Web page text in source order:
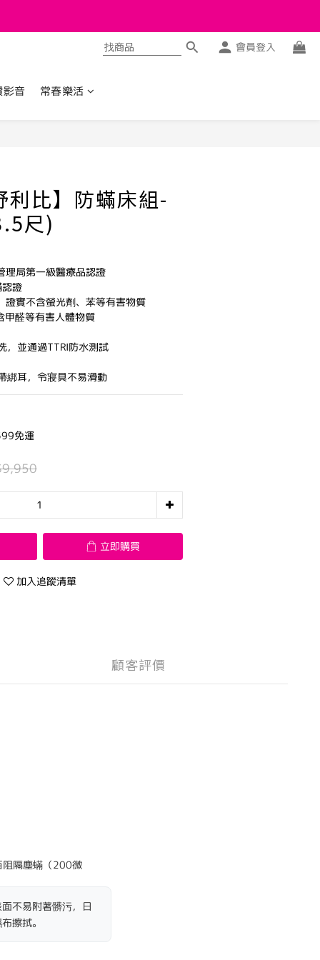
會員登入
音 常春樂活
比】防蟎床組-
尺)
理局第一級醫療品認證
證
證實不含螢光劑、苯等有害物質
醛等有害人體物質
，並通過TTRI防水測試
綁耳，令寢具不易滑動
免運
立即購買
加入追蹤清單
顧客評價
阻隔塵蟎（200微
不易附著髒污，日
擦拭。